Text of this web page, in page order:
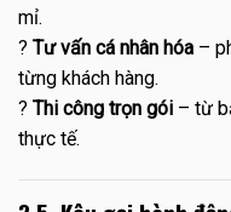
mỉ.
? Tư vấn cá nhân hóa –
từng khách hàng.
? Thi công trọn gói – từ
thực tế.